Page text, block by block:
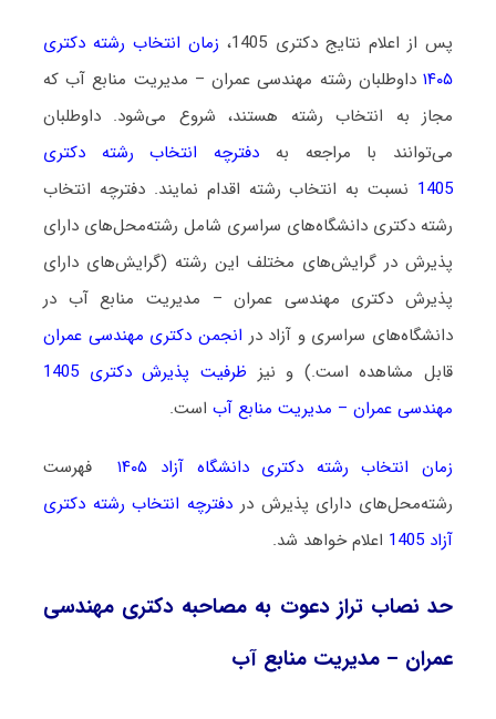
پس از اعلام نتایج دکتری 1405،
زمان انتخاب رشته دکتری
۱۴۰۵داوطلبان رشته مهندسی عمران – مدیریت منابع آب که
مجاز به انتخاب رشته هستند، شروع می‌شود. داوطلبان
می‌توانند با مراجعه به دفترچه انتخاب رشته دکتری
1405 نسبت به انتخاب رشته اقدام نمایند. دفترچه انتخاب
رشته دکتری دانشگاه‌های سراسری شامل رشته‌محل‌های دارای
پذیرش در گرایش‌های مختلف این رشته (گرایش‌های دارای
پذیرش دکتری مهندسی عمران – مدیریت منابع آب در
دانشگاه‌های سراسری و آزاد در انجمن دکتری مهندسی عمران
قابل مشاهده است.) و نیز
ظرفیت پذیرش دکتری 1405
مهندسی عمران – مدیریت منابع آب است.
زمان انتخاب رشته دکتری دانشگاه آزاد ۱۴۰۵
فهرست
رشته‌محل‌های دارای پذیرش در دفترچه انتخاب رشته دکتری
آزاد 1405
اعلام خواهد شد.
حد نصاب تراز دعوت به مصاحبه دکتری مهندسی
عمران – مدیریت منابع آب